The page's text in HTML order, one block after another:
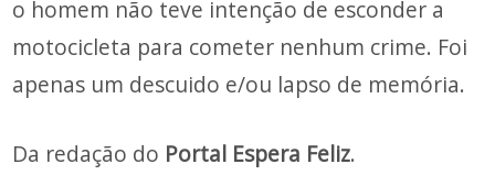
o homem não teve intenção de esconder a
motocicleta para cometer nenhum crime. Foi
apenas um descuido e/ou lapso de memória.
Da redação do Portal Espera Feliz.